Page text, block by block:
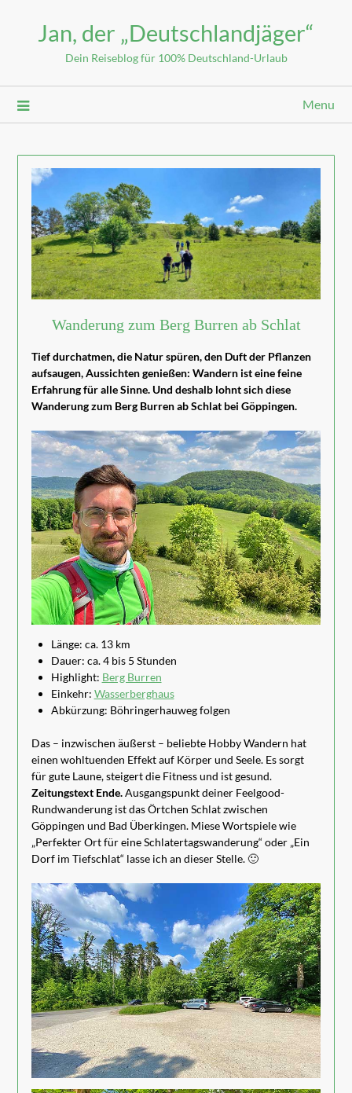
Jan, der „Deutschlandjäger“
Dein Reiseblog für 100% Deutschland-Urlaub
Menu
Wanderung zum Berg Burren ab Schlat
Tief durchatmen, die Natur spüren, den Duft der Pflanzen
aufsaugen, Aussichten genießen: Wandern ist eine feine
Erfahrung für alle Sinne. Und deshalb lohnt sich diese
Wanderung zum Berg Burren ab Schlat bei Göppingen.
Länge: ca. 13 km
Dauer: ca. 4 bis 5 Stunden
Highlight: Berg Burren
Einkehr: Wasserberghaus
Abkürzung: Böhringerhauweg folgen
Das – inzwischen äußerst – beliebte Hobby Wandern hat
einen wohltuenden Effekt auf Körper und Seele. Es sorgt
für gute Laune, steigert die Fitness und ist gesund.
Zeitungstext Ende.Ausgangspunkt deiner Feelgood-
Rundwanderung ist das Örtchen Schlat zwischen
Göppingen und Bad Überkingen. Miese Wortspiele wie
„Perfekter Ort für eine Schlatertagswanderung“ oder „Ein
Dorf im Tiefschlat“ lasse ich an dieser Stelle. 🙂